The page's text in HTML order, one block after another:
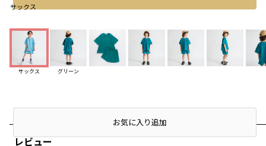
サックス
サックス グリーン
レビュー
店頭在庫を確認するお気に入り追加